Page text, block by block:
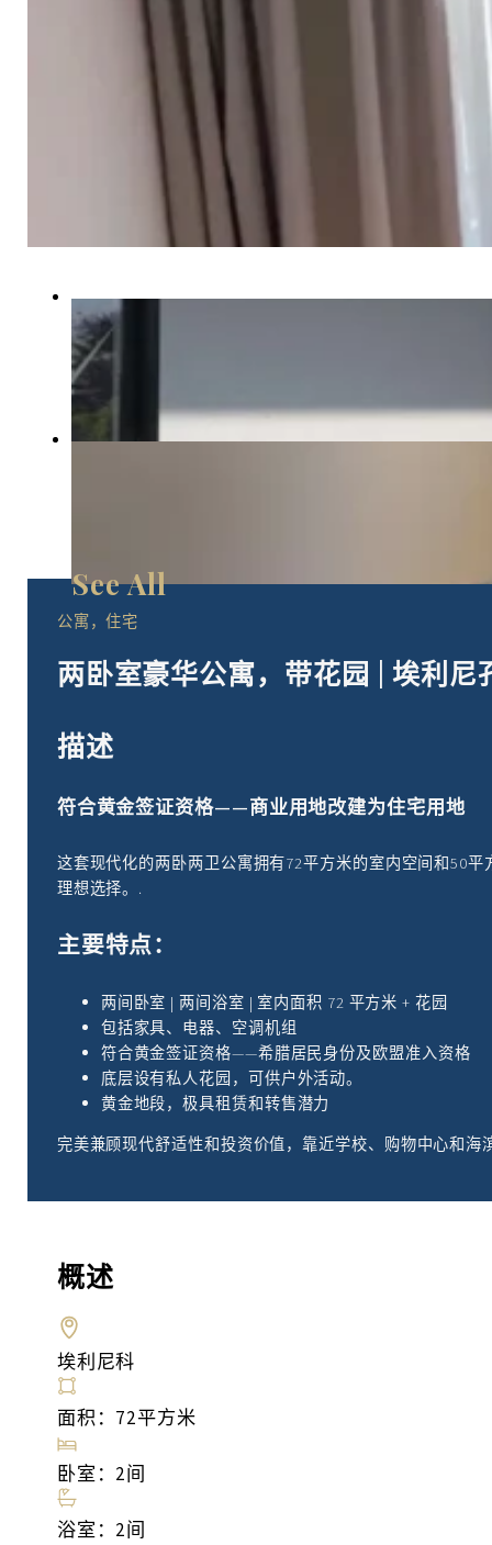
公寓，住宅
两卧室豪华公寓，带花园 | 埃利尼
描述
符合黄金签证资格——商业用地改建为住宅用地
这套现代化的两卧两卫公寓拥有72平方米的室内空间和50
理想选择。.
主要特点：
两间卧室 | 两间浴室 | 室内面积 72 平方米 + 花园
包括家具、电器、空调机组
符合黄金签证资格——希腊居民身份及欧盟准入资格
底层设有私人花园，可供户外活动。
黄金地段，极具租赁和转售潜力
完美兼顾现代舒适性和投资价值，靠近学校、购物中心和海
概述
埃利尼科
面积：72平方米
卧室：2间
浴室：2间